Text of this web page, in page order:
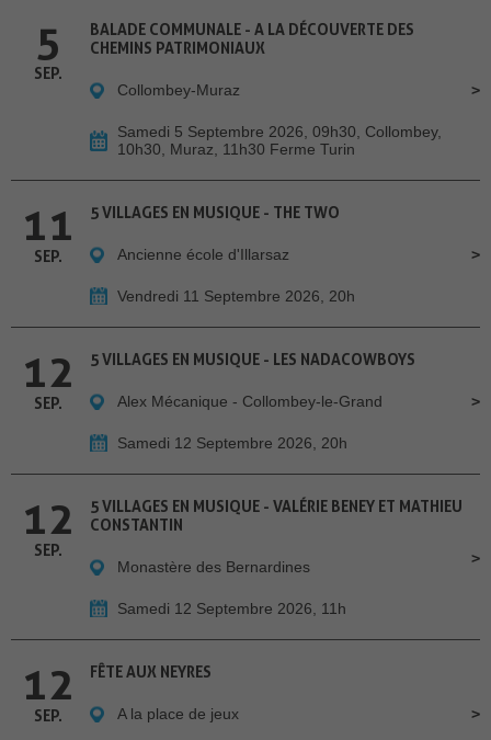
5
SEP.
BALADE COMMUNALE - A LA DÉCOUVERTE DES
CHEMINS PATRIMONIAUX
Collombey-Muraz
Samedi 5 Septembre 2026, 09h30, Collombey,
10h30, Muraz, 11h30 Ferme Turin
11
SEP.
5 VILLAGES EN MUSIQUE - THE TWO
Ancienne école d'Illarsaz
Vendredi 11 Septembre 2026, 20h
12
SEP.
5 VILLAGES EN MUSIQUE - LES NADACOWBOYS
Alex Mécanique - Collombey-le-Grand
Samedi 12 Septembre 2026, 20h
12
SEP.
5 VILLAGES EN MUSIQUE - VALÉRIE BENEY ET MATHIEU
CONSTANTIN
Monastère des Bernardines
Samedi 12 Septembre 2026, 11h
12
SEP.
FÊTE AUX NEYRES
A la place de jeux